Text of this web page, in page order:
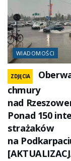
WIADOMOŚCI
ZDJĘCIA
chmury
nad
Ponad 150
strażaków
na